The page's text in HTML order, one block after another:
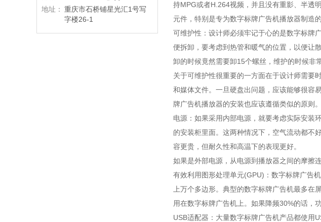
地址： 重庆市石桥铺星光汇1号写
字楼26-1
持MPG或者H.264视频，并且没有重影、半透
元件，特别是专为数字标牌广告机播放器制造的
可维护性：设计师必须牢记于心的是数字标牌
便拆卸，要考虑到热管和暖气的位置，以便让
卸的时候竟然需要卸15个螺丝，维护的时候非
关于可维护性很重要的一方面在于设计师需要
和媒体文件。一旦硬盘出问题，应该能够很容
牌广告机播放器的安装也应该遵循类似的原则。
电源：如果采用内部电源，就要考虑实际安装
的安装柜里面。这两种情况下，空气流动都不
容更贵，但耐久性和高温下的表现更好。
如果是外部电源，从电源到播放器之间的摩擦
有效利用图形处理单元(GPU)：数字标牌广告
上万个多边形。典型的数字标牌广告机最多
用在数字标牌广告机上。如果降频30%的话，
USB适配器：大量数字标牌广告机产品都使用